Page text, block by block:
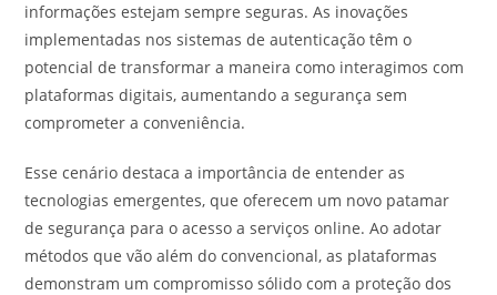
informações estejam sempre seguras. As inovações
implementadas nos sistemas de autenticação têm o
potencial de transformar a maneira como interagimos com
plataformas digitais, aumentando a segurança sem
comprometer a conveniência.
Esse cenário destaca a importância de entender as
tecnologias emergentes, que oferecem um novo patamar
de segurança para o acesso a serviços online. Ao adotar
métodos que vão além do convencional, as plataformas
demonstram um compromisso sólido com a proteção dos